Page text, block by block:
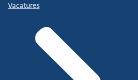
Vacatures